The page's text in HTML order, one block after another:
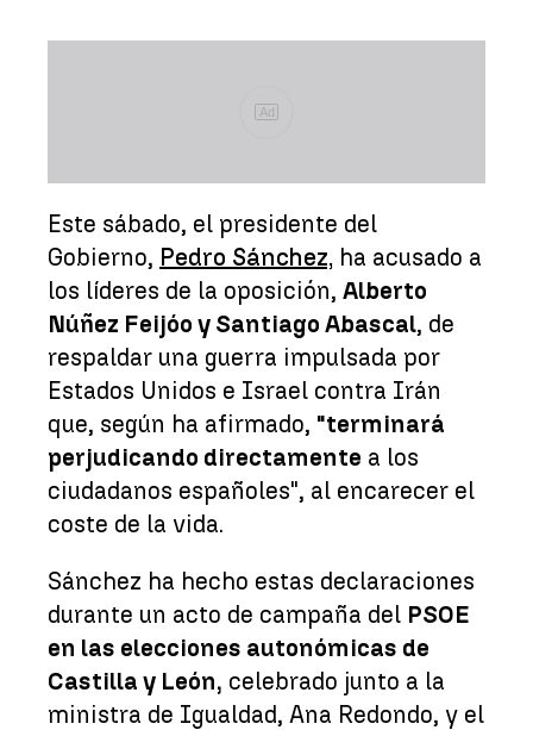
Ad
Este sábado, el presidente del
Gobierno, Pedro Sánchez, ha acusado a
los líderes de la oposición, Alberto
Núñez Feijóo y Santiago Abascal, de
respaldar una guerra impulsada por
Estados Unidos e Israel contra Irán
que, según ha afirmado, "terminará
perjudicando directamente a los
ciudadanos españoles", al encarecer el
coste de la vida.
Sánchez ha hecho estas declaraciones
durante un acto de campaña del PSOE
en las elecciones autonómicas de
Castilla y León, celebrado junto a la
ministra de Igualdad, Ana Redondo, y el